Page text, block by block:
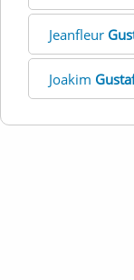
Jeanfleur
Joakim